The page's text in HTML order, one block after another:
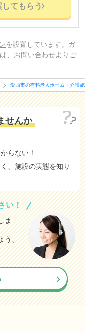
てもらう
を設置しています。ガ
、お問い合わせよりご
愛西市の有料老人ホーム・介護
せんか
らない！
、施設の実態を知り
い！
ま
う、